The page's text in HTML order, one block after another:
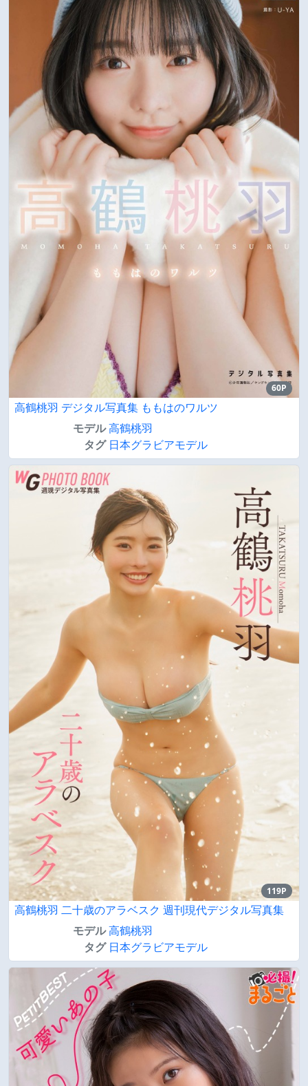
60P
高鶴桃羽 デジタル写真集 ももはのワルツ
モデル高鶴桃羽
タグ 日本グラビアモデル
119P
高鶴桃羽 二十歳のアラベスク 週刊現代デジタル写真集
モデル高鶴桃羽
タグ 日本グラビアモデル